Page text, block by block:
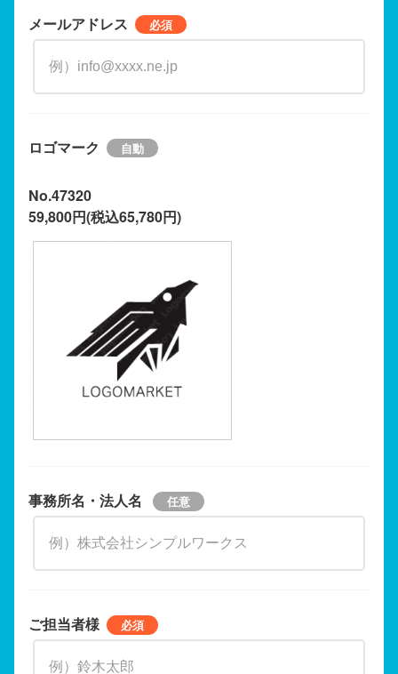
メールアドレス
ロゴマーク
No.47320
59,800円(税込65,780円)
事務所名・法人名
ご担当者様